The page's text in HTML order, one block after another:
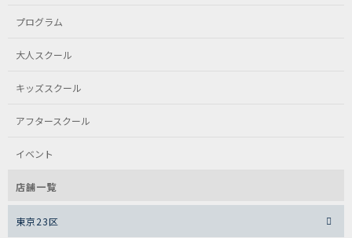
プログラム
大人スクール
キッズスクール
アフタースクール
イベント
店舗一覧
東京23区